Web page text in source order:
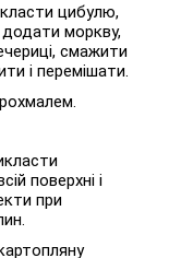
цибулю,
моркву,
смажити
і перемішати.
поверхні і
при